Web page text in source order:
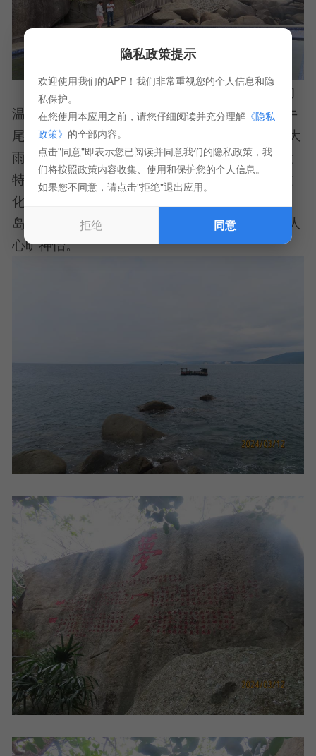
在冬季，人们经过分界洲岛时，会有强烈的
温差变化感觉。在这里经常可以看到“牛头下雨牛
尾晴”的奇观，分界洲岛牛岭的岭北天空阴雨 或大
雨滂沱，岭南却是阳光灿烂。因所处的地理位置
特殊、气候特征独特和小岛地貌神似以及地域文
化特色鲜明等，分界洲岛有“美女岛”、“爱情
岛”、“无名岛”、“分界岛”等美誉。置身其中，令人
心旷神怡。
隐私政策提示
欢迎使用我们的APP！我们非常重视您的个人信息和隐
私保护。
在您使用本应用之前，请您仔细阅读并充分理解《隐私
政策》 的全部内容。
点击"同意"即表示您已阅读并同意我们的隐私政策，我
们将按照政策内容收集、使用和保护您的个人信息。
如果您不同意，请点击"拒绝"退出应用。
拒绝 同意